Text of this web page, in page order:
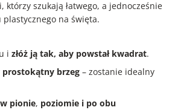
którzy szukają łatwego, a jednocześnie
na święta.
i złóż ją tak, aby powstał kwadrat.
brzeg – zostanie idealny
pionie, poziomie i po obu